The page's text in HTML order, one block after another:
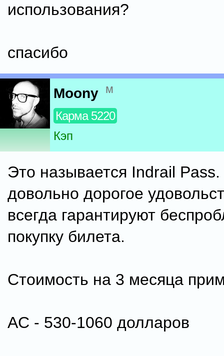
использования?
спасибо
Moony м
Карма 5220
Кэп
Это называется Indrail
довольно дорогое
всегда гарантируют
покупку билета.
Стоимость на 3 месяца
AC - 530-1060 долларов